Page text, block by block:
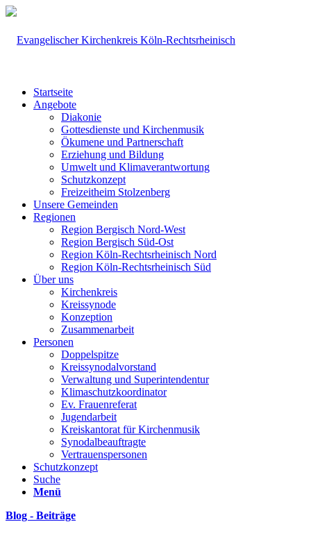
Startseite
Angebote
Diakonie
Gottesdienste und Kirchenmusik
Ökumene und Partnerschaft
Erziehung und Bildung
Umwelt und Klimaverantwortung
Schutzkonzept
Freizeitheim Stolzenberg
Unsere Gemeinden
Regionen
Region Bergisch Nord-West
Region Bergisch Süd-Ost
Region Köln-Rechtsrheinisch Nord
Region Köln-Rechtsrheinisch Süd
Über uns
Kirchenkreis
Kreissynode
Konzeption
Zusammenarbeit
Personen
Doppelspitze
Kreissynodalvorstand
Verwaltung und Superintendentur
Klimaschutzkoordinator
Ev. Frauenreferat
Jugendarbeit
Kreiskantorat für Kirchenmusik
Synodalbeauftragte
Vertrauenspersonen
Schutzkonzept
Suche
Menü
Blog - Beiträge